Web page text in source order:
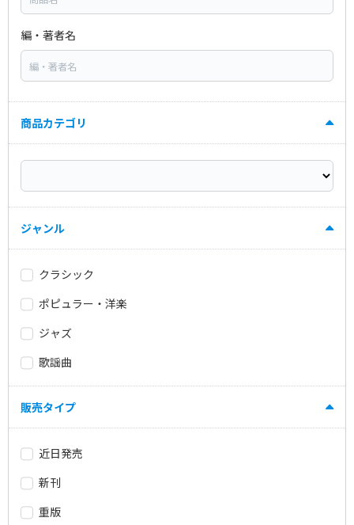
編・著者名
商品カテゴリ
ジャンル
クラシック
ポピュラー・洋楽
ジャズ
歌謡曲
販売タイプ
近日発売
新刊
重版